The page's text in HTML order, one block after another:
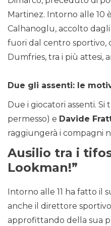
Martinez. Intorno alle 10
Calhanoglu, accolto
fuori dal centro sportivo,
Dumfries, tra i più attesi,
Due gli assenti: le
Due i giocatori assenti. Si
permesso) e Davide
raggiungerà i compagni
Ausilio tra i
Lookman!”
Intorno alle 11 ha fatto il
anche il direttore
approfittando della sua